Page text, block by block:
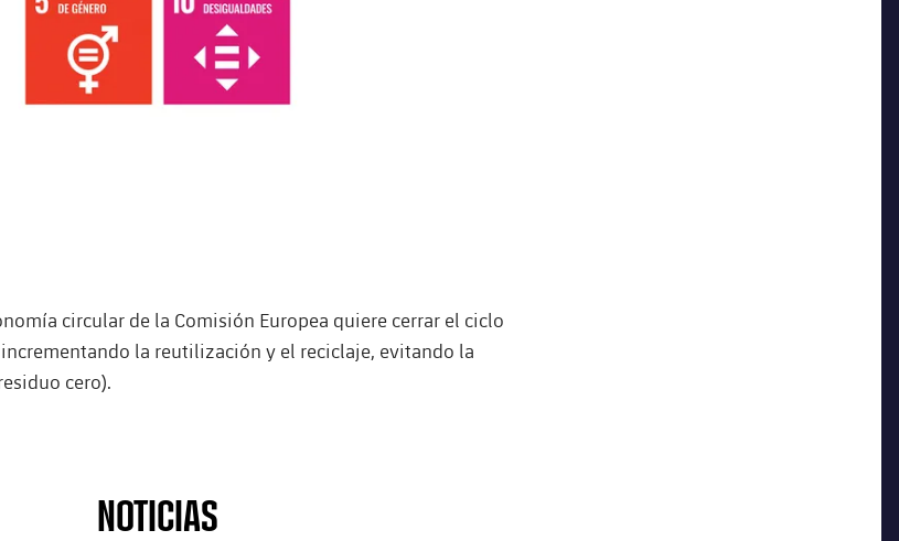
circular de la Comisión Europea quiere cerrar el ciclo
la reutilización y el reciclaje, evitando la
cero).
NOTICIAS